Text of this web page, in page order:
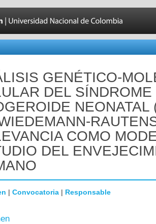
GENÉTICO-
DEL SÍNDROME
NEONATAL
COMO
DEL
| Convocatoria | Responsable